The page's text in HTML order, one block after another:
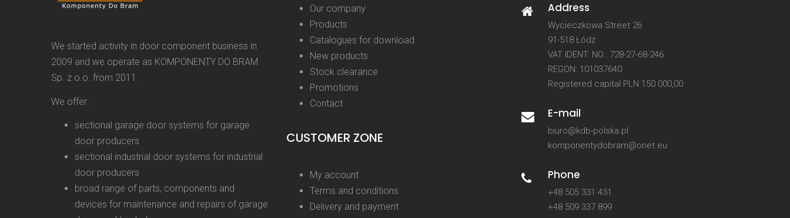
We started activity in door component business in
2009 and we operate as KOMPONENTY DO BRAM
Sp. z o.o. from 2011.
We offer:
sectional garage door systems for garage
door producers
sectional industrial door systems for industrial
door producers
broad range of parts, components and
devices for maintenance and repairs of garage
Our company
Products
Catalogues for download
New products
Stock clearance
Promotions
Contact
CUSTOMER ZONE
My account
Terms and conditions
Delivery and payment
Address
Wycieczkowa Street 26
91-518 Łódź
VAT IDENT. NO.: 728-27-68-246
REGON: 101037640
Registered capital PLN 150 000,00
E-mail
biuro@kdb-polska.pl
komponentydobram@onet.eu
Phone
+48 505 331 431
+48 509 337 899